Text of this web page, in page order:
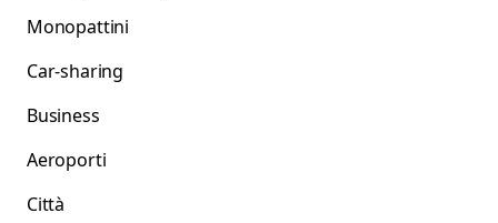
Monopattini
Car-sharing
Business
Aeroporti
Città